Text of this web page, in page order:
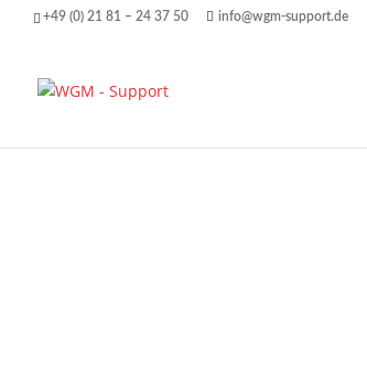
+49 (0) 21 81 – 24 37 50 info@wgm-support.de